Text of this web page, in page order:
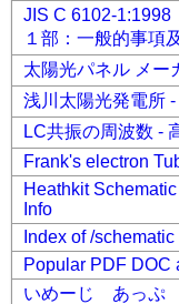
JIS C 6102-
１部：一般的事項
太陽光パネル メー
浅川太陽光発電所
LC共振の周波数 -
Frank's electron
Heathkit
Info
Index of /schematic
Popular PDF DOC
いめーじ あっぷ